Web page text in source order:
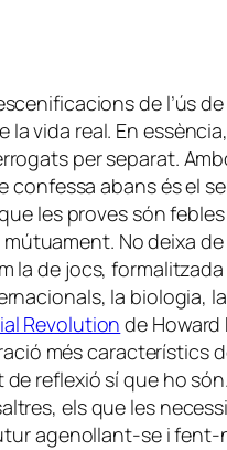
de l’ús
la vida real. En
per separat.
abans és el
les proves són
No deixa
de jocs,
la biologia,
Revolution de
més
reflexió sí que ho
els que les
agenollant-se i